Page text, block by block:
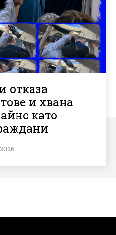
отказа
и хвана
като